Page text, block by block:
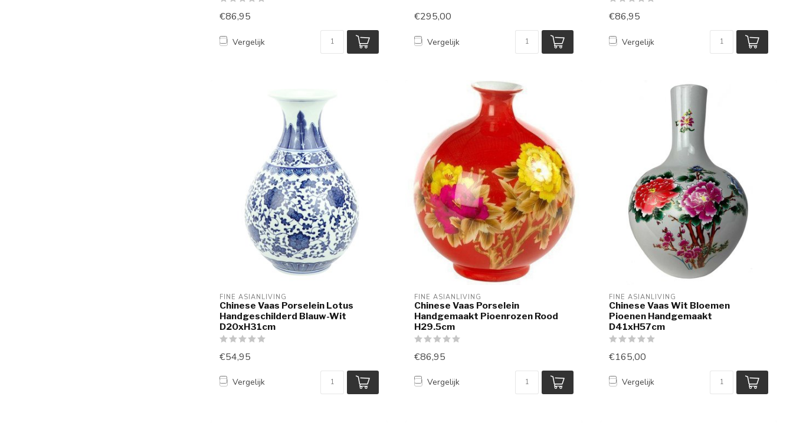
€86,95
Vergelijk
€295,00
Vergelijk
€86,95
Vergelijk
FINE ASIANLIVING
Chinese Vaas Porselein Lotus
Handgeschilderd Blauw-Wit
D20xH31cm
€54,95
Vergelijk
FINE ASIANLIVING
Chinese Vaas Porselein
Handgemaakt Pioenrozen Rood
H29.5cm
€86,95
Vergelijk
FINE ASIANLIVING
Chinese Vaas Wit Bloemen
Pioenen Handgemaakt
D41xH57cm
€165,00
Vergelijk